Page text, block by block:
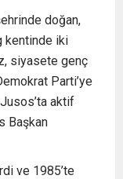
doğan,
kentinde iki
siyasete genç
Parti’ye
aktif
Başkan
ve 1985’te